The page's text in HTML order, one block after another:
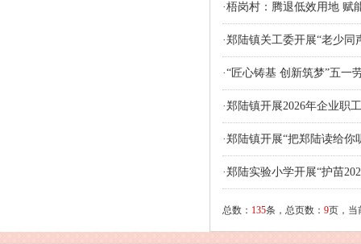
·梧岗村：腾退低效用地 赋
·郑陆镇关工委开展“老少
·“匠心铸基 创新筑梦”五一
·郑陆镇开展2026年企业职
·郑陆镇开展“把郑陆读给你
·郑陆实验小学开展“护苗
总数： 135条，总页数： 9页，当